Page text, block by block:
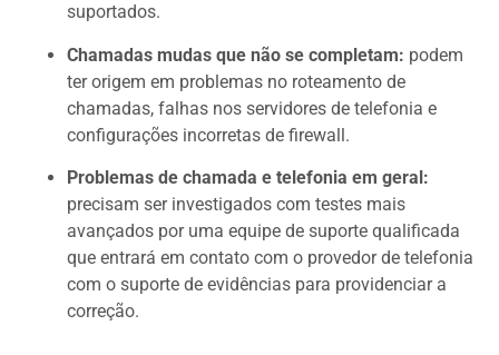
suportados.
Chamadas mudas que não se completam: podem
ter origem em problemas no roteamento de
chamadas, falhas nos servidores de telefonia e
configurações incorretas de firewall.
Problemas de chamada e telefonia em geral:
precisam ser investigados com testes mais
avançados por uma equipe de suporte qualificada
que entrará em contato com o provedor de telefonia
com o suporte de evidências para providenciar a
correção.